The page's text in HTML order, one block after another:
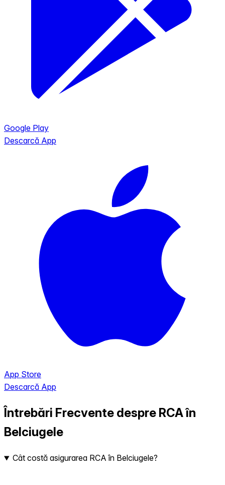
Google Play
Descarcă App
App Store
Descarcă App
Întrebări Frecvente despre RCA în
Belciugele
Cât costă asigurarea RCA în Belciugele?